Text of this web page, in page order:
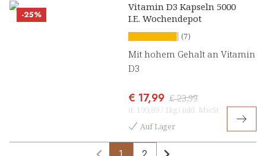
-25%
Vitamin D3 Kapseln 5000
I.E. Wochendepot
(7)
Mit hohem Gehalt an Vitamin
D3
€ 17,99 € 23,99
(€ 199,89 / 1kg) inkl. MwSt
Auf Lager